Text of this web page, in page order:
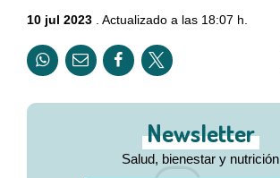
10 jul 2023 . Actualizado a las 18:07 h.
Newsletter
Salud, bienestar y nutrición